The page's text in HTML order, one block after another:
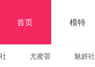
首页 模特
尤蜜荟 魅妍社